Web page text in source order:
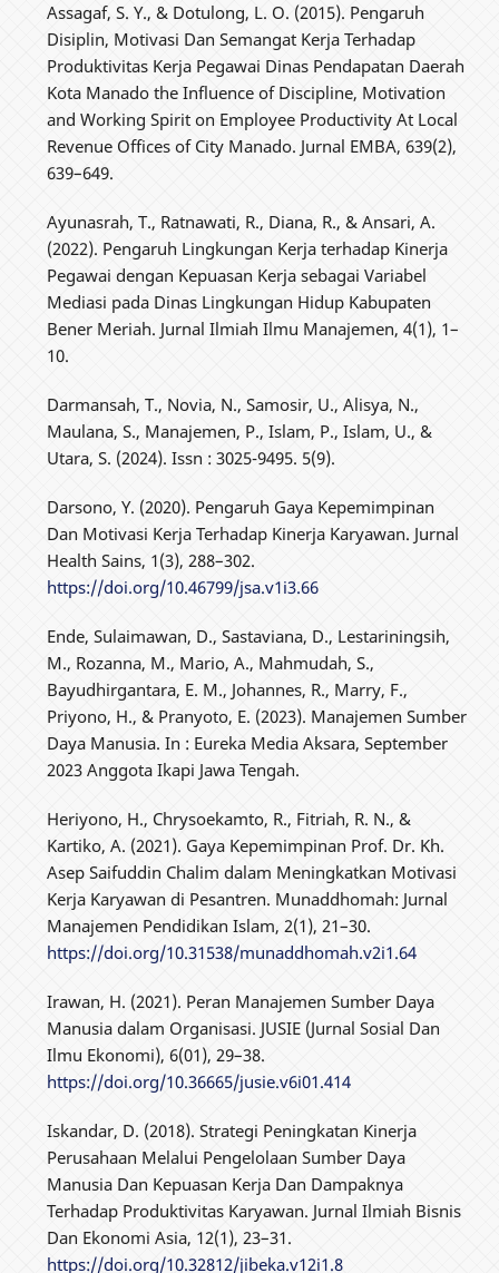
Assagaf, S. Y., & Dotulong, L. O. (2015). Pengaruh
Disiplin, Motivasi Dan Semangat Kerja Terhadap
Produktivitas Kerja Pegawai Dinas Pendapatan Daerah
Kota Manado the Influence of Discipline, Motivation
and Working Spirit on Employee Productivity At Local
Revenue Offices of City Manado. Jurnal EMBA, 639(2),
639–649.
Ayunasrah, T., Ratnawati, R., Diana, R., & Ansari, A.
(2022). Pengaruh Lingkungan Kerja terhadap Kinerja
Pegawai dengan Kepuasan Kerja sebagai Variabel
Mediasi pada Dinas Lingkungan Hidup Kabupaten
Bener Meriah. Jurnal Ilmiah Ilmu Manajemen, 4(1), 1–
10.
Darmansah, T., Novia, N., Samosir, U., Alisya, N.,
Maulana, S., Manajemen, P., Islam, P., Islam, U., &
Utara, S. (2024). Issn : 3025-9495. 5(9).
Darsono, Y. (2020). Pengaruh Gaya Kepemimpinan
Dan Motivasi Kerja Terhadap Kinerja Karyawan. Jurnal
Health Sains, 1(3), 288–302.
https://doi.org/10.46799/jsa.v1i3.66
Ende, Sulaimawan, D., Sastaviana, D., Lestariningsih,
M., Rozanna, M., Mario, A., Mahmudah, S.,
Bayudhirgantara, E. M., Johannes, R., Marry, F.,
Priyono, H., & Pranyoto, E. (2023). Manajemen Sumber
Daya Manusia. In : Eureka Media Aksara, September
2023 Anggota Ikapi Jawa Tengah.
Heriyono, H., Chrysoekamto, R., Fitriah, R. N., &
Kartiko, A. (2021). Gaya Kepemimpinan Prof. Dr. Kh.
Asep Saifuddin Chalim dalam Meningkatkan Motivasi
Kerja Karyawan di Pesantren. Munaddhomah: Jurnal
Manajemen Pendidikan Islam, 2(1), 21–30.
https://doi.org/10.31538/munaddhomah.v2i1.64
Irawan, H. (2021). Peran Manajemen Sumber Daya
Manusia dalam Organisasi. JUSIE (Jurnal Sosial Dan
Ilmu Ekonomi), 6(01), 29–38.
https://doi.org/10.36665/jusie.v6i01.414
Iskandar, D. (2018). Strategi Peningkatan Kinerja
Perusahaan Melalui Pengelolaan Sumber Daya
Manusia Dan Kepuasan Kerja Dan Dampaknya
Terhadap Produktivitas Karyawan. Jurnal Ilmiah Bisnis
Dan Ekonomi Asia, 12(1), 23–31.
https://doi.org/10.32812/jibeka.v12i1.8